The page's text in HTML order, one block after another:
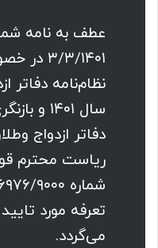
نظام‌نامه دفاتر
سال ۱۴۰۱
دفاتر ازدواج
ریاست محترم
تعرفه مورد
می‌گردد.